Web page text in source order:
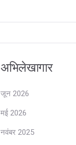
अभिलेखागार
जून 2026
मई 2026
नवंबर 2025